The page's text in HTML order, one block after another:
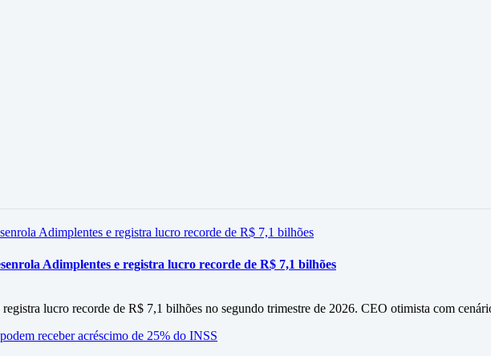
Adimplentes e registra lucro recorde de R$ 7,1 bilhões
lucro recorde de R$ 7,1 bilhões no segundo trimestre de 2026. CEO otimista com